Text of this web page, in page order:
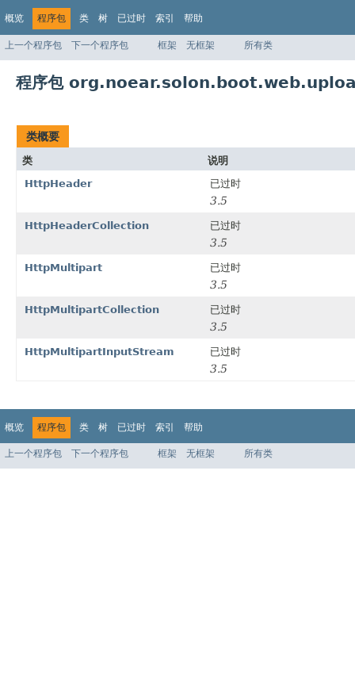
概览 程序包 类 树 已过时 索引 帮助
上一个程序包 下一个程序包 框架 无框架 所有类
程序包
类概要
类
说明
HttpHeader
已过时
3.5
HttpHeaderCollection 已过时
3.5
HttpMultipart 已过时
3.5
HttpMultipartCollection 已过时
3.5
HttpMultipartInputStream 已过时
3.5
概览 程序包 类 树 已过时 索引 帮助
上一个程序包 下一个程序包 框架 无框架 所有类